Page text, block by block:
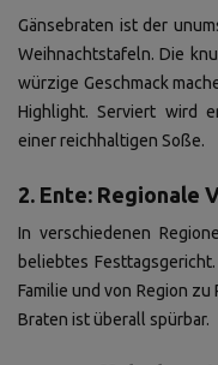
Gänsebraten ist der
Weihnachtstafeln. Die
würzige Geschmack
Highlight. Serviert wird
einer reichhaltigen Soße.
2. Ente: Regionale
In verschiedenen
beliebtes
Familie und von Region
Braten ist überall spürbar.